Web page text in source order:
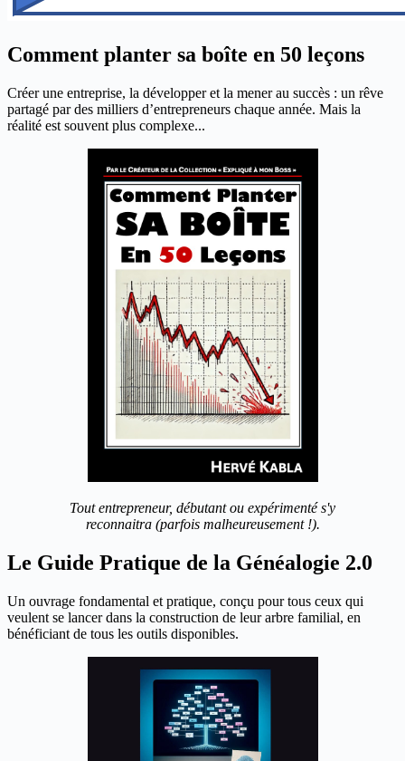
Comment planter sa boîte en 50 leçons
Créer une entreprise, la développer et la mener au succès : un rêve
partagé par des milliers d’entrepreneurs chaque année. Mais la
réalité est souvent plus complexe...
Tout entrepreneur, débutant ou expérimenté s'y
reconnaitra (parfois malheureusement !).
Le Guide Pratique de la Généalogie 2.0
Un ouvrage fondamental et pratique, conçu pour tous ceux qui
veulent se lancer dans la construction de leur arbre familial, en
bénéficiant de tous les outils disponibles.